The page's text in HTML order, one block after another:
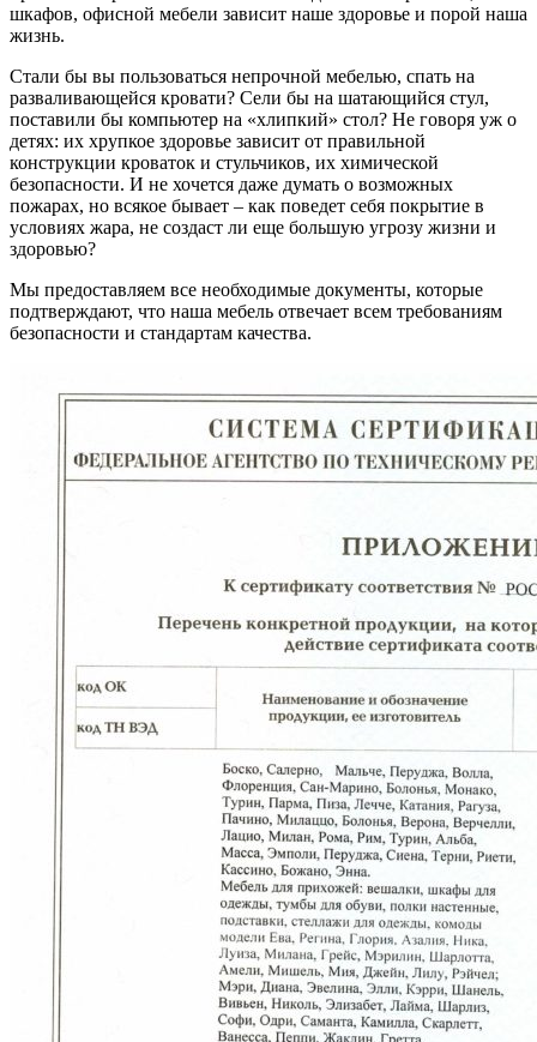
шкафов, офисной мебели зависит наше здоровье и порой наша
жизнь.
Стали бы вы пользоваться непрочной мебелью, спать на
разваливающейся кровати? Сели бы на шатающийся стул,
поставили бы компьютер на «хлипкий» стол? Не говоря уж о
детях: их хрупкое здоровье зависит от правильной
конструкции кроваток и стульчиков, их химической
безопасности. И не хочется даже думать о возможных
пожарах, но всякое бывает – как поведет себя покрытие в
условиях жара, не создаст ли еще большую угрозу жизни и
здоровью?
Мы предоставляем все необходимые документы, которые
подтверждают, что наша мебель отвечает всем требованиям
безопасности и стандартам качества.